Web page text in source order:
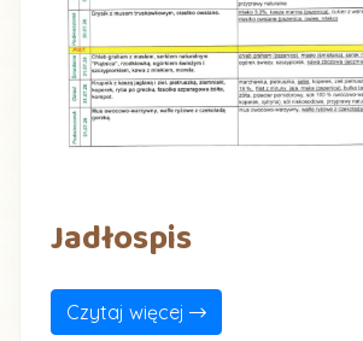
Jadłospis
Czytaj więcej